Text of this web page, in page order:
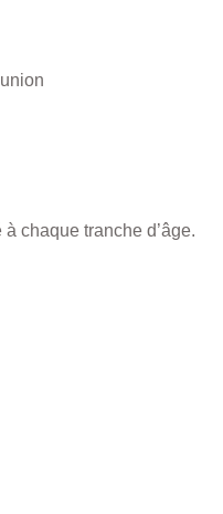
chaque tranche d’âge.